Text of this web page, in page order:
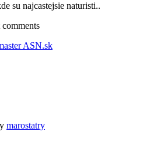
su najcastejsie naturisti..
marostatry